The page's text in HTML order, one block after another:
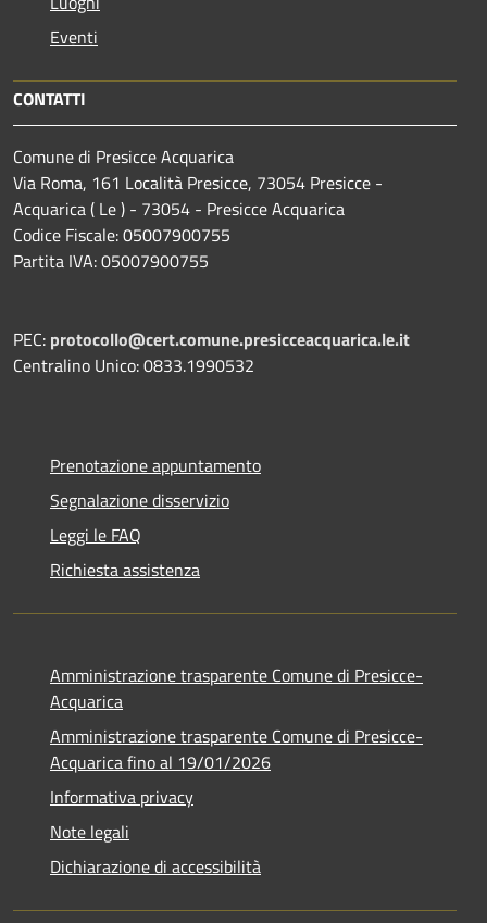
Eventi
CONTATTI
Comune di Presicce Acquarica
Via Roma, 161 Località Presicce, 73054 Presicce -
Acquarica ( Le ) - 73054 - Presicce Acquarica
Codice Fiscale: 05007900755
Partita IVA: 05007900755
PEC: protocollo@cert.comune.presicceacquarica.le.it
Centralino Unico: 0833.1990532
Prenotazione appuntamento
Segnalazione disservizio
Leggi le FAQ
Richiesta assistenza
Amministrazione trasparente Comune di Presicce-
Acquarica
Amministrazione trasparente Comune di Presicce-
Acquarica fino al 19/01/2026
Informativa privacy
Note legali
Dichiarazione di accessibilità